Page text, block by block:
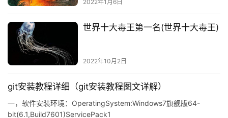
2022年1月6日
世界十大毒王第一名(世界十大毒王)
2022年10月2日
git安装教程详细（git安装教程图文详解）
一，软件安装环境：OperatingSystem:Windows7旗舰版64-
bit(6.1,Build7601)ServicePack1